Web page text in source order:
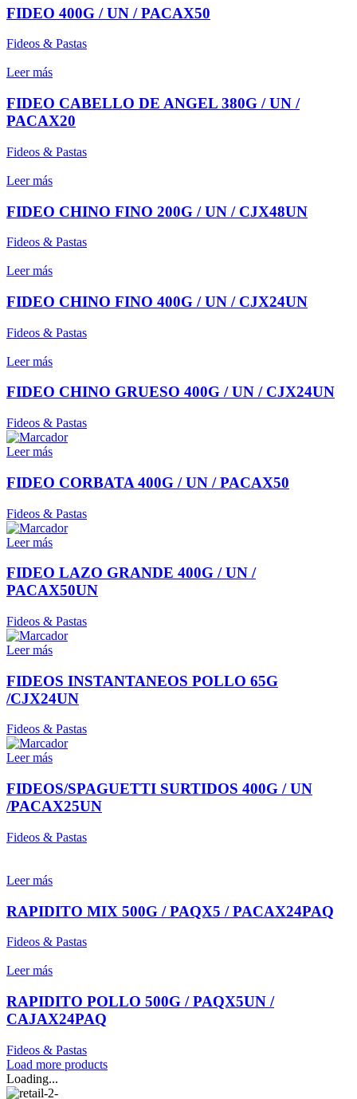
FIDEO 400G / UN / PACAX50
Fideos & Pastas
Leer más
FIDEO CABELLO DE ANGEL 380G / UN /
PACAX20
Fideos & Pastas
Leer más
FIDEO CHINO FINO 200G / UN / CJX48UN
Fideos & Pastas
Leer más
FIDEO CHINO FINO 400G / UN / CJX24UN
Fideos & Pastas
Leer más
FIDEO CHINO GRUESO 400G / UN / CJX24UN
Fideos & Pastas
Leer más
FIDEO CORBATA 400G / UN / PACAX50
Fideos & Pastas
Leer más
FIDEO LAZO GRANDE 400G / UN /
PACAX50UN
Fideos & Pastas
Leer más
FIDEOS INSTANTANEOS POLLO 65G
/CJX24UN
Fideos & Pastas
Leer más
FIDEOS/SPAGUETTI SURTIDOS 400G / UN
/PACAX25UN
Fideos & Pastas
Leer más
RAPIDITO MIX 500G / PAQX5 / PACAX24PAQ
Fideos & Pastas
Leer más
RAPIDITO POLLO 500G / PAQX5UN /
CAJAX24PAQ
Fideos & Pastas
Load more products
Loading...